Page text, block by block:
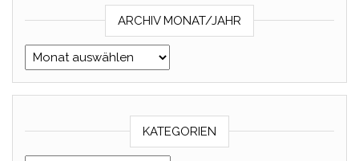
ARCHIV MONAT/JAHR
Archiv Monat/Jahr
KATEGORIEN